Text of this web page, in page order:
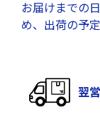
お届けまでの
め、出荷の予
翌